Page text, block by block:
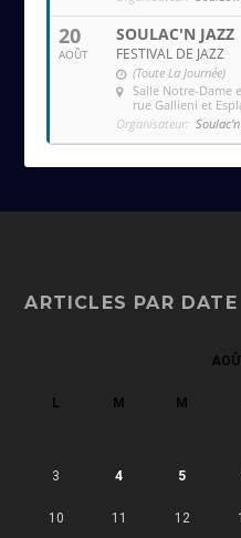
20
AOÛT
SOULAC'N JAZZ
FESTIVAL DE JAZZ
(Toute La Journée)
Salle Notre-Dame
rue Gallieni et
Organisateur:
ARTICLES PAR DATE
L M M
3 4 5
10 11 12